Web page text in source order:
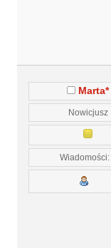
Marta*
Nowicjusz
Wiadomości: